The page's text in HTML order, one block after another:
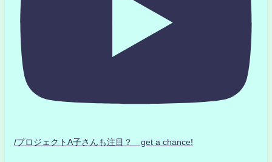
/プロジェクトA子さんも注目？ get a chance!